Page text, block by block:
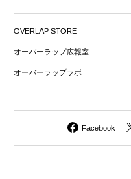
OVERLAP STORE
オーバーラップ広報室
オーバーラップラボ
Facebook